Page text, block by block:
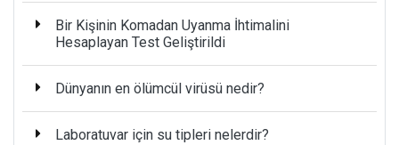
Bir Kişinin Komadan Uyanma İhtimalini
Hesaplayan Test Geliştirildi
Dünyanın en ölümcül virüsü nedir?
Laboratuvar için su tipleri nelerdir?